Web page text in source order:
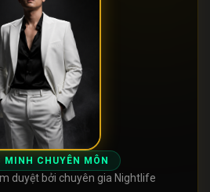
CHUYÊN MÔN
duyệt bởi chuyên gia Nightlife